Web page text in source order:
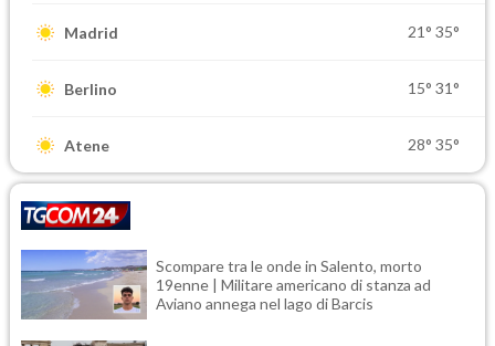
Madrid 21° 35°
Berlino 15° 31°
Atene 28° 35°
Scompare tra le onde in Salento, morto
19enne | Militare americano di stanza ad
Aviano annega nel lago di Barcis